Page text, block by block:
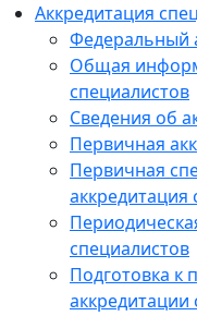
Аккредитация
Федеральный
Общая
специалистов
Сведения об
Первичная
Первичная
аккредитация
специалистов
Подготовка к
аккредитации